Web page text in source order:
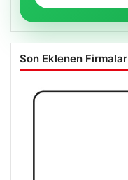
Son Eklenen Firmalar